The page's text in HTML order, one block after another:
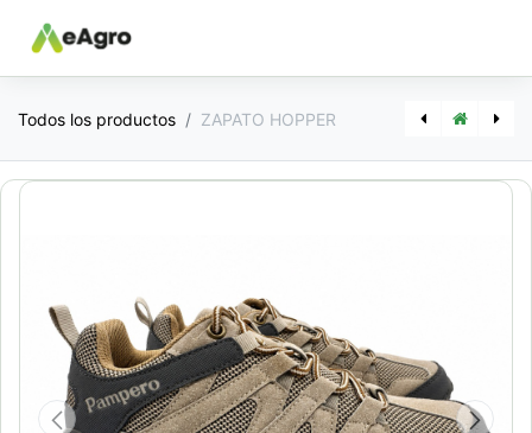
Todos los productos ZAPATO HOPPER